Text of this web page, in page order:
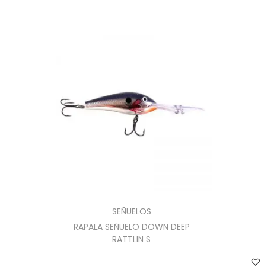
SEÑUELOS
RAPALA SEÑUELO DOWN DEEP
RATTLIN S